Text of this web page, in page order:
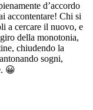
d’accordo
accontentare! Chi si
a cercare il nuovo, e
della monotonia,
chiudendo la
sogni,
😀